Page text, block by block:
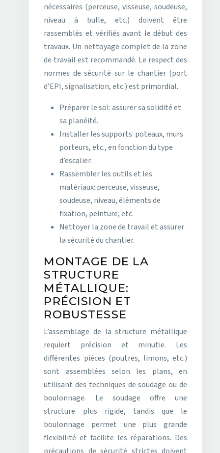
nécessaires (perceuse, visseuse, soudeuse,
niveau à bulle, etc.) doivent être
rassemblés et vérifiés avant le début des
travaux. Un nettoyage complet de la zone
de travail est recommandé. Le respect des
normes de sécurité sur le chantier (port
d’EPI, signalisation, etc.) est primordial.
Préparer le sol: assurer sa solidité et
sa planéité.
Installer les supports: poteaux, murs
porteurs, etc., en fonction du type
d’escalier.
Rassembler les outils et les
matériaux: perceuse, visseuse,
soudeuse, niveau, éléments de
fixation, peinture, etc.
Nettoyer la zone de travail et assurer
la sécurité du chantier.
MONTAGE DE LA
STRUCTURE
MÉTALLIQUE:
PRÉCISION ET
ROBUSTESSE
L’assemblage de la structure métallique
requiert précision et minutie. Les
différentes pièces (poutres, limons, etc.)
sont assemblées selon les plans, en
utilisant des techniques de soudage ou de
boulonnage. Le soudage offre une
structure plus rigide, tandis que le
boulonnage permet une plus grande
flexibilité et facilite les réparations. Des